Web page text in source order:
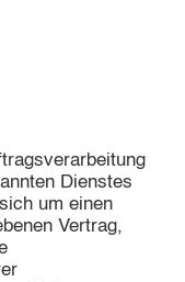
Dienstes
um einen
Vertrag,